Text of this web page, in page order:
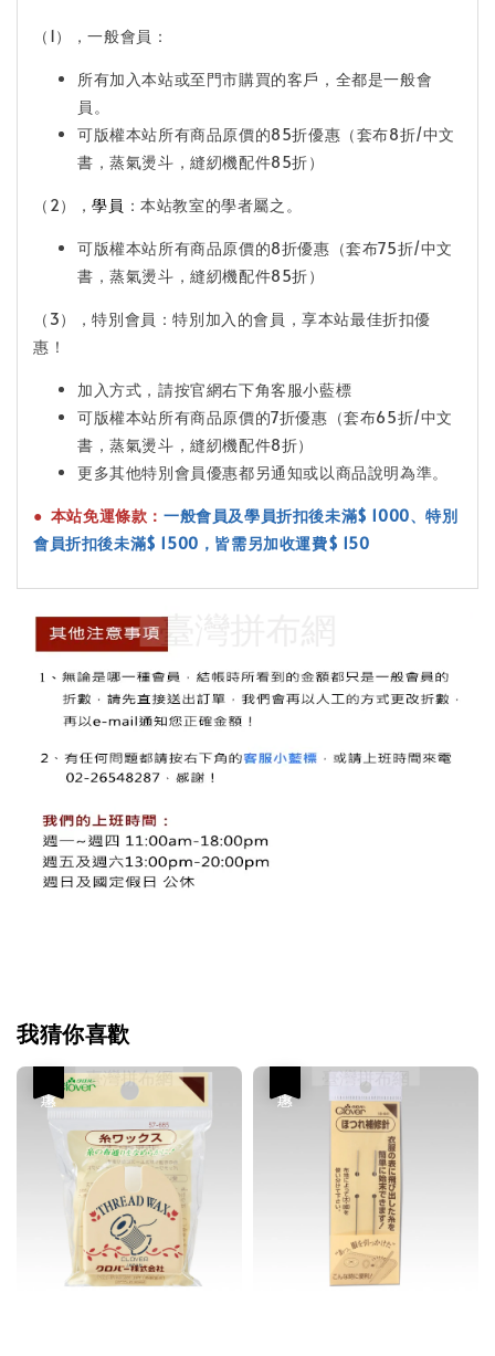
（1），一般會員：
所有加入本站或至門市購買的客戶，全都是一般會
員。
可版權本站所有商品原價的85折優惠（套布8折/中文
書，蒸氣燙斗，縫紉機配件85折）
（2），學員 ：本站教室的學者屬之。
可版權本站所有商品原價的8折優惠（套布75折/中文
書，蒸氣燙斗，縫紉機配件85折）
（3），特別會員：特別加入的會員，享本站最佳折扣優
惠！
加入方式，請按官網右下角客服小藍標
可版權本站所有商品原價的7折優惠（套布65折/中文
書，蒸氣燙斗，縫紉機配件8折）
更多其他特別會員優惠都另通知或以商品說明為準。
● 本站免運條款：一般會員及學員折扣後未滿$ 1000、特別
會員折扣後未滿$ 1500 ，皆需另加收運費$ 150
我猜你喜歡